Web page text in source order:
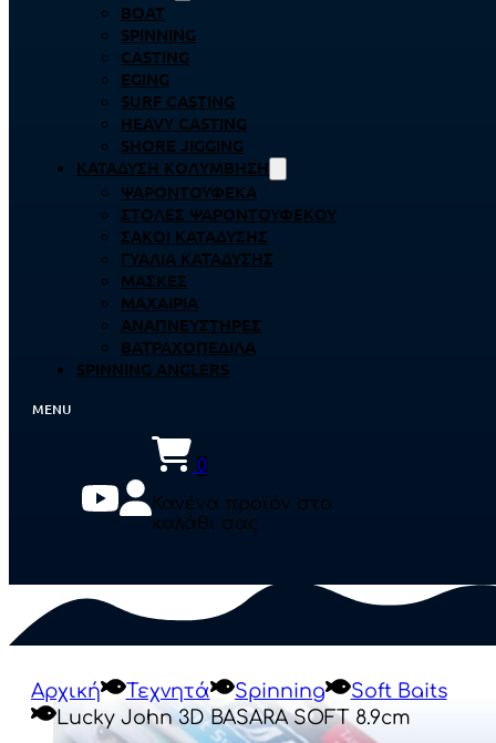
BOAT
SPINNING
CASTING
EGING
SURF CASTING
HEAVY CASTING
SHORE JIGGING
ΚΑΤΆΔΥΣΗ ΚΟΛΎΜΒΗΣΗ
ΨΑΡΟΝΤΟΎΦΕΚΑ
ΣΤΟΛΈΣ ΨΑΡΟΝΤΟΎΦΕΚΟΥ
ΣΆΚΟΙ ΚΑΤΆΔΥΣΗΣ
ΓΥΑΛΙΆ ΚΑΤΆΔΥΣΗΣ
ΜΆΣΚΕΣ
ΜΑΧΑΊΡΙΑ
ΑΝΑΠΝΕΥΣΤΉΡΕΣ
ΒΑΤΡΑΧΟΠΈΔΙΛΑ
SPINNING ANGLERS
0
Κανένα προϊόν στο
καλάθι σας.
Αρχική Τεχνητά Spinning
Soft Baits
Lucky John 3D BASARA SOFT 8.9cm